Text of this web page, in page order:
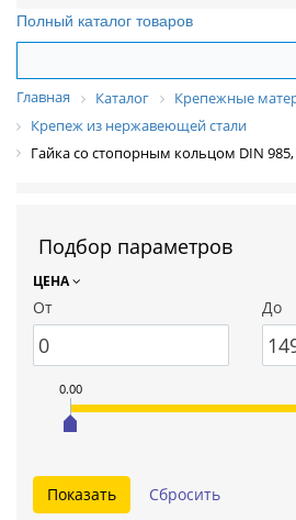
Полный каталог товаров
Главная Каталог
Крепежные
Крепеж из нержавеющей стали
Гайка со стопорным кольцом DIN
Подбор параметров
ЦЕНА
От До
0.00